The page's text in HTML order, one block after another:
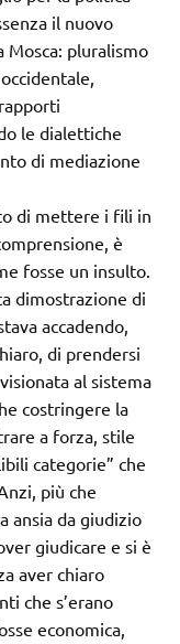
il nuovo
Mosca: pluralismo
le dialettiche
di mediazione
di mettere i fili in
è
fosse un insulto.
dimostrazione di
accadendo,
di prendersi
al sistema
costringere la
a forza, stile
categorie” che
più che
ansia da giudizio
giudicare e si è
aver chiaro
che s’erano
economica,